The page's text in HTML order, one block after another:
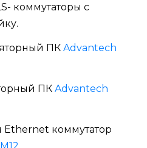
коммутаторы с
ПК Advantech
ПК Advantech
коммутатор